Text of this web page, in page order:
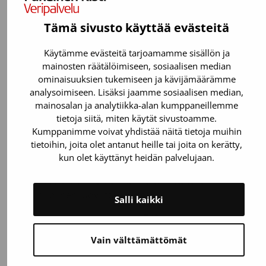
Tämä sivusto käyttää evästeitä
Käytämme evästeitä tarjoamamme sisällön ja
mainosten räätälöimiseen, sosiaalisen median
ominaisuuksien tukemiseen ja kävijämäärämme
analysoimiseen. Lisäksi jaamme sosiaalisen median,
mainosalan ja analytiikka-alan kumppaneillemme
tietoja siitä, miten käytät sivustoamme.
Kumppanimme voivat yhdistää näitä tietoja muihin
tietoihin, joita olet antanut heille tai joita on kerätty,
kun olet käyttänyt heidän palvelujaan.
Vain välttämättömät
Salli kaikki
Uusien verenluovuttajien tarve
Kannusta kaveria -kampanjan tavoitteena on saada
lisää uusia verenluovuttajia, sillä tällä hetkellä noin 3
% suomalaisista luovuttaa verta vuosittain. Uusia
verenluovuttajia tarvitaan jatkuvasti, koska osa
luovuttajista joutuu lopettamaan verenluovutuksen
esimerkiksi sairauden takia. Tarvitsemme vuosittain
noin 20 000 uutta verenluovuttajaa, jotta Suomessa
pysyy potilaiden hoidon kannalta riittävä ja
monipuolinen luovuttajakunta.
Joka arkipäivä tarvitaan noin 700 luovuttajaa, jotta
potilaiden hoitoon päivittäin. Veren tasaista tarvetta